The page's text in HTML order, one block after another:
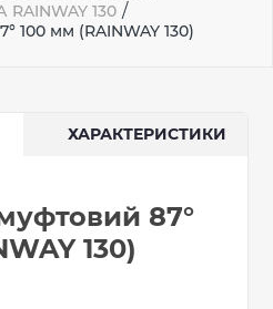
130 /
100 мм (RAINWAY 130)
ХАРАКТЕРИСТИКИ
87°
130)